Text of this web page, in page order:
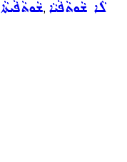
ܫܵܘܬܵܦܵܝܬܵܐ, ܠܵܐ ܫܵܘܬܵܦܵܝܵܐ